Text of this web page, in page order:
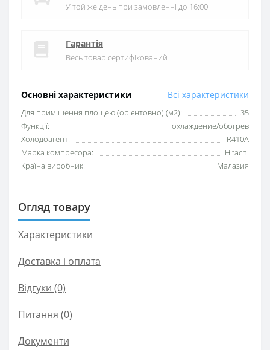
Основні характеристики Всі характеристики
Для приміщення площею (орієнтовно) (м2):
35
Функції:
охлаждение/обогрев
Xолодоагент:
R410А
Марка компресора:
Hitachi
Країна виробник:
Малазия
У той же день при замовленні до 16:00
Гарантія
Весь товар сертифікований
Огляд товару
Характеристики
Доставка і оплата
Відгуки (0)
Питання (0)
Документи